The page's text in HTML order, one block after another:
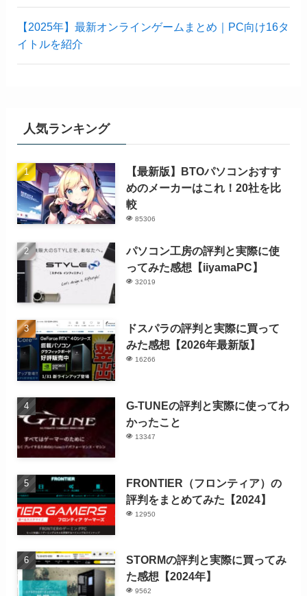
【2025年】最新オンラインゲームまとめ｜PC向け16タ
イトルを紹介
人気ランキング
【最新版】BTOパソコンおすす
めのメーカーはこれ！20社を比
較
85306
パソコン工房の評判と実際に使
ってみた感想【iiyamaPC】
32019
ドスパラの評判と実際に買って
みた感想【2026年最新版】
16266
G-TUNEの評判と実際に使ってわ
かったこと
13347
FRONTIER（フロンティア）の
評判をまとめてみた【2024】
12950
STORMの評判と実際に買ってみ
た感想【2024年】
9562